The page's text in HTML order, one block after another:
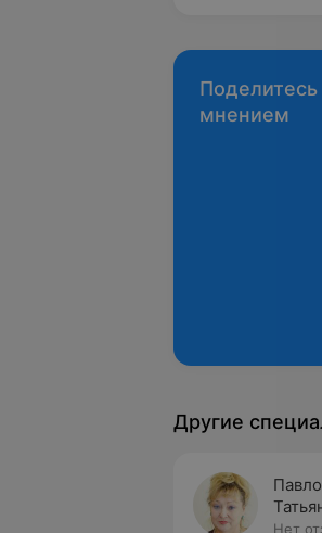
Поделитесь
мнением
Другие
Нет